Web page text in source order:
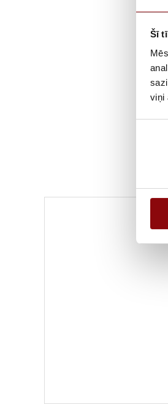
Šī
viņi